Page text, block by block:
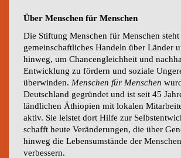
Über Menschen für Menschen
Die Stiftung Menschen für Menschen
gemeinschaftliches Handeln über Länder
hinweg, um Chancengleichheit und
Entwicklung zu fördern und soziale
überwinden. Menschen für Menschen
Deutschland gegründet und ist seit 45
ländlichen Äthiopien mit lokalen
aktiv. Sie leistet dort Hilfe zur
schafft heute Veränderungen, die über
hinweg die Lebensumstände der
verbessern.